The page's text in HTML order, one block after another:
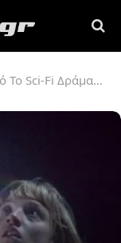
Δράμα “Meanwhile on Earth”